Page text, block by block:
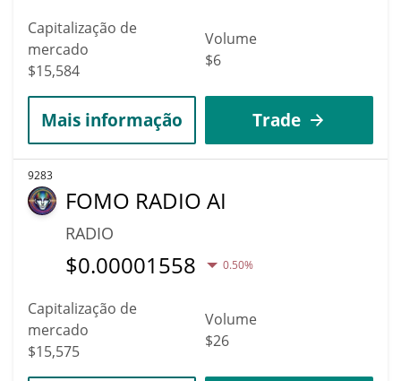
Capitalização de
mercado
$15,584
Volume
$6
Mais informação Trade
9283
FOMO RADIO AI
RADIO
$0.00001558 0.50%
Capitalização de
mercado
$15,575
Volume
$26